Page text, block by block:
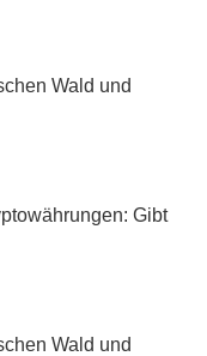
Wald und
Gibt
Wald und